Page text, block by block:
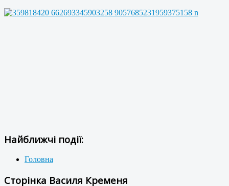
Найближчі події:
Головна
Сторінка Василя Кременя